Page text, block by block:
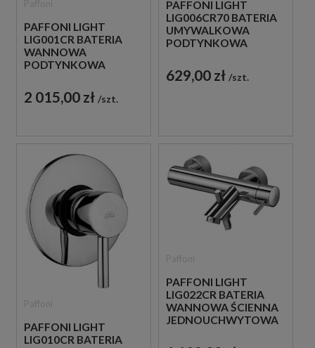
PAFFONI LIGHT
LIG001CR BATERIA
WANNOWA
PODTYNKOWA
CHROM
2 015,00 zł szt.
PAFFONI LIGHT
LIG006CR70 BATERIA
UMYWALKOWA
PODTYNKOWA
CHROM
629,00 zł szt.
PAFFONI LIGHT
LIG010CR BATERIA
PAFFONI LIGHT
LIG022CR BATERIA
WANNOWA ŚCIENNA
JEDNOUCHWYTOWA